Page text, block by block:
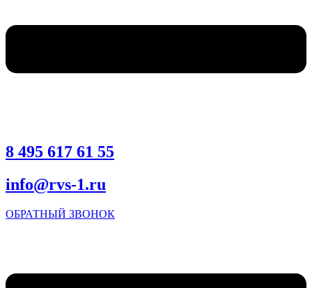
8 495 617 61 55
info@rvs-1.ru
ОБРАТНЫЙ ЗВОНОК